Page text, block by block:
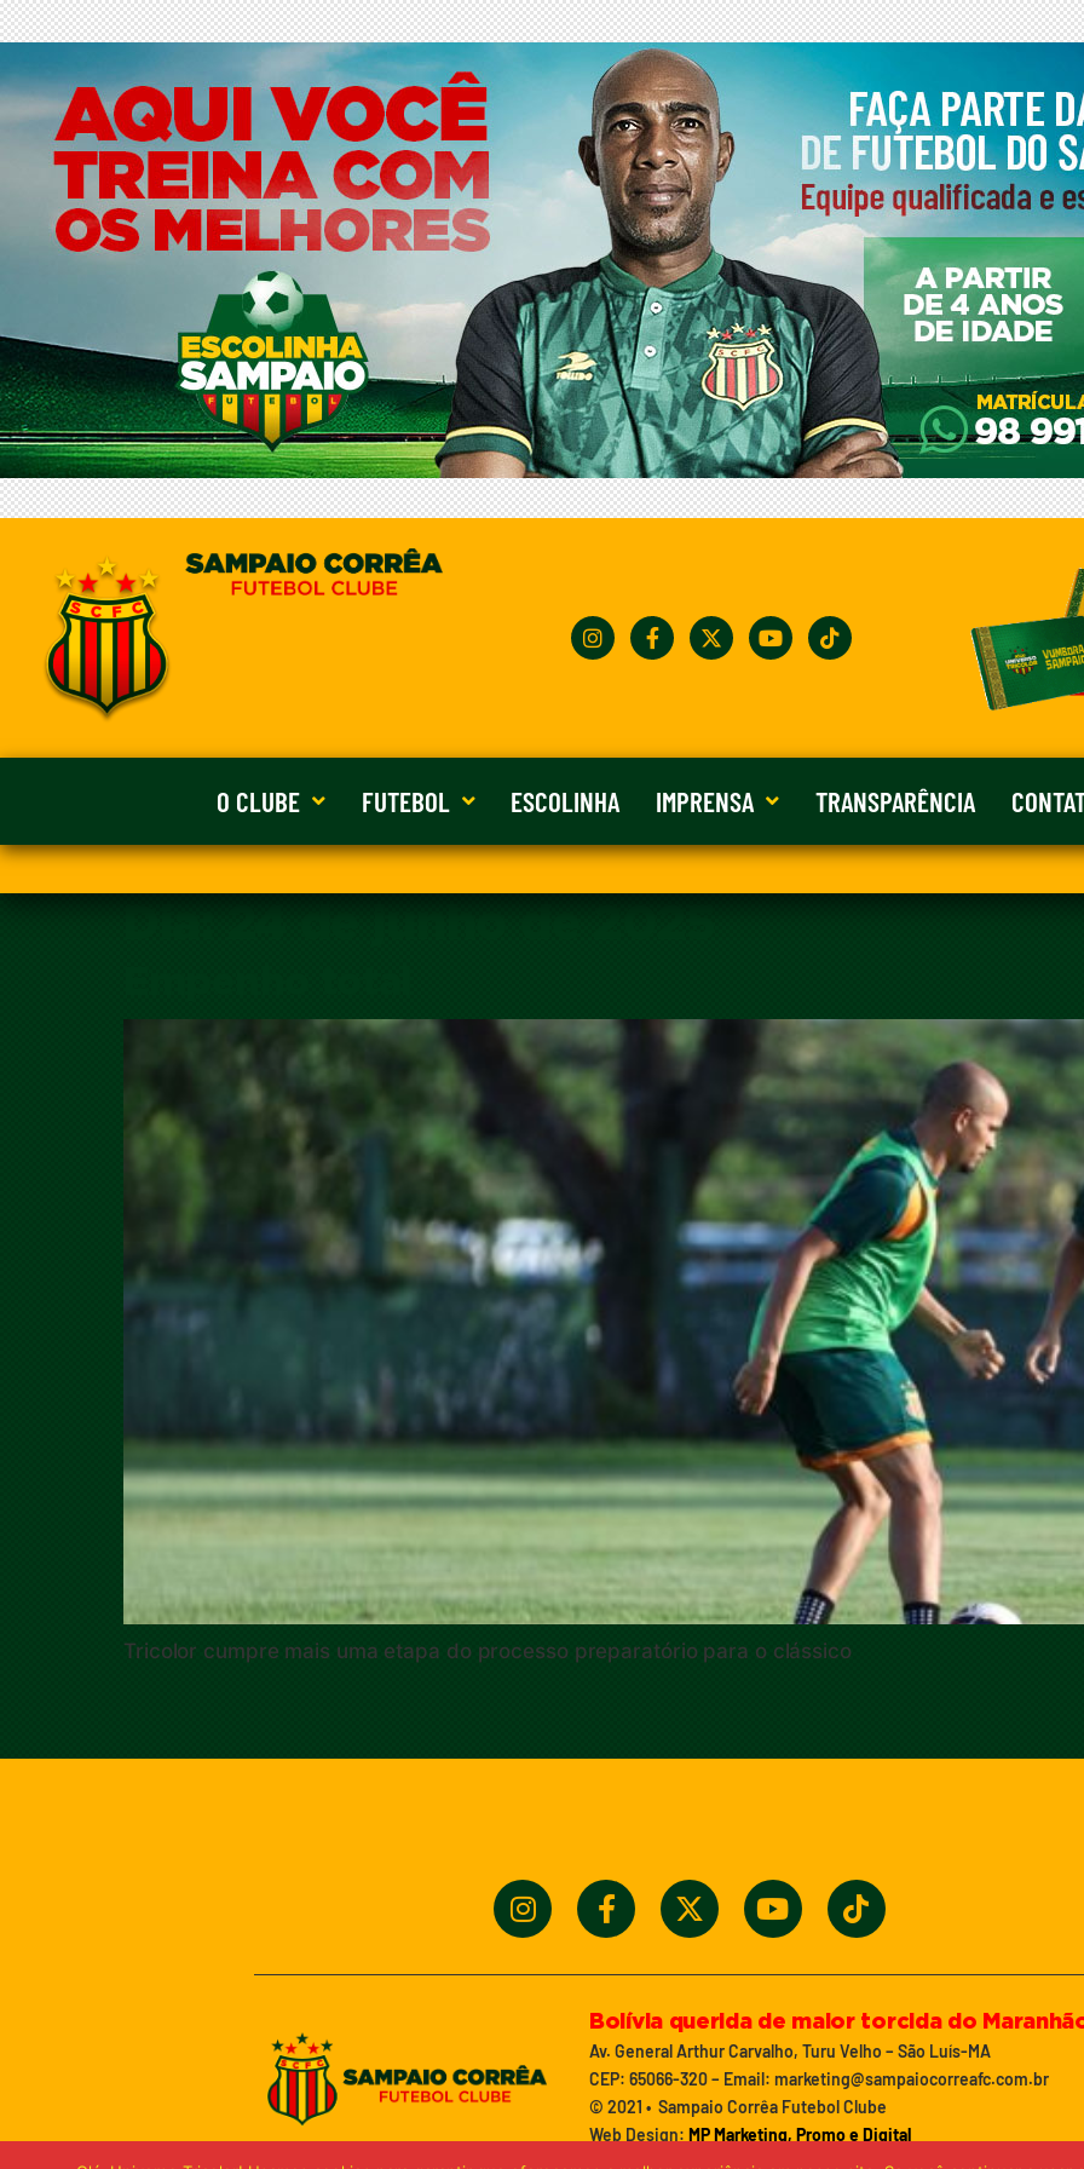
O CLUBE FUTEBOL ESCOLINHA IMPRENSA TRANSPARÊNCIA
Tricolor cumpre mais uma etapa do processo preparatório para o clássico
Bolívia querida de maior torcida do
Av. General Arthur Carvalho, Turu Velho – São Luís-MA
CEP: 65066-320 – Email: marketing@sampaiocorreafc.com.br
© 2021 • Sampaio Corrêa Futebol Clube
Web Design: MP Marketing, Promo e Digital